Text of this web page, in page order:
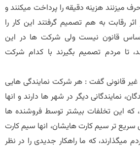
میزنند هزینه دقیقه را پرداخت میکنند و
رقابت به هم تصمیم گرفتند این کار را
اساس قانون نیست ولی شرکت ها در این
تا مردم تصمیم بگیرند با کدام شرکت
قانونی گفت : هر شرکت نمایندگی هایی
نمایندگانی دیگر در شهر ها دارند و انها
که این تخلفات بیشتر توسط فروشنده ها
سریع تر سیم کارت هایشان، انها سیم کارت
میگذارند، که ما راهکار جدیدی را در نظر